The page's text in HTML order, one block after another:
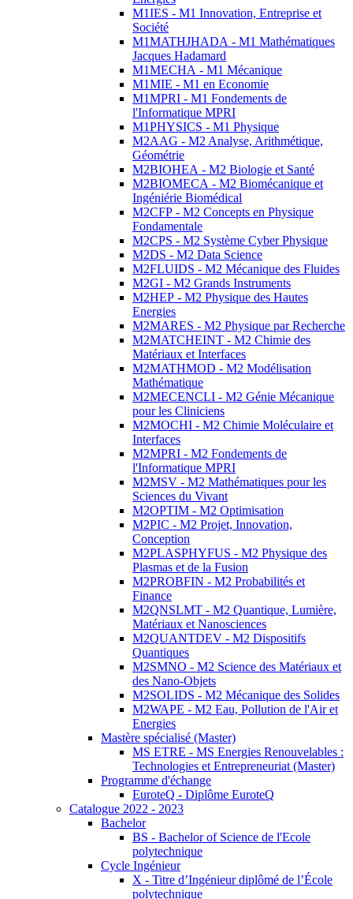
M1IES - M1 Innovation, Entreprise et
Société
M1MATHJHADA - M1 Mathématiques
Jacques Hadamard
M1MECHA - M1 Mécanique
M1MIE - M1 en Economie
M1MPRI - M1 Fondements de
l'Informatique MPRI
M1PHYSICS - M1 Physique
M2AAG - M2 Analyse, Arithmétique,
Géométrie
M2BIOHEA - M2 Biologie et Santé
M2BIOMECA - M2 Biomécanique et
Ingéniérie Biomédical
M2CFP - M2 Concepts en Physique
Fondamentale
M2CPS - M2 Système Cyber Physique
M2DS - M2 Data Science
M2FLUIDS - M2 Mécanique des Fluides
M2GI - M2 Grands Instruments
M2HEP - M2 Physique des Hautes
Energies
M2MARES - M2 Physique par Recherche
M2MATCHEINT - M2 Chimie des
Matériaux et Interfaces
M2MATHMOD - M2 Modélisation
Mathématique
M2MECENCLI - M2 Génie Mécanique
pour les Cliniciens
M2MOCHI - M2 Chimie Moléculaire et
Interfaces
M2MPRI - M2 Fondements de
l'Informatique MPRI
M2MSV - M2 Mathématiques pour les
Sciences du Vivant
M2OPTIM - M2 Optimisation
M2PIC - M2 Projet, Innovation,
Conception
M2PLASPHYFUS - M2 Physique des
Plasmas et de la Fusion
M2PROBFIN - M2 Probabilités et
Finance
M2QNSLMT - M2 Quantique, Lumière,
Matériaux et Nanosciences
M2QUANTDEV - M2 Dispositifs
Quantiques
M2SMNO - M2 Science des Matériaux et
des Nano-Objets
M2SOLIDS - M2 Mécanique des Solides
M2WAPE - M2 Eau, Pollution de l'Air et
Energies
Mastère spécialisé (Master)
MS ETRE - MS Energies Renouvelables :
Technologies et Entrepreneuriat (Master)
Programme d'échange
EuroteQ - Diplôme EuroteQ
Catalogue 2022 - 2023
Bachelor
BS - Bachelor of Science de l'Ecole
polytechnique
Cycle Ingénieur
X - Titre d’Ingénieur diplômé de l’École
polytechnique